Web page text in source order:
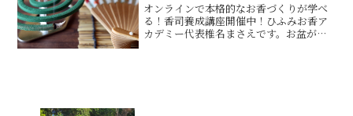
オンラインで本格的なお香づくりが学べ
る！香司養成講座開催中！ひふみお香ア
カデミー代表椎名まさえです。お盆が過